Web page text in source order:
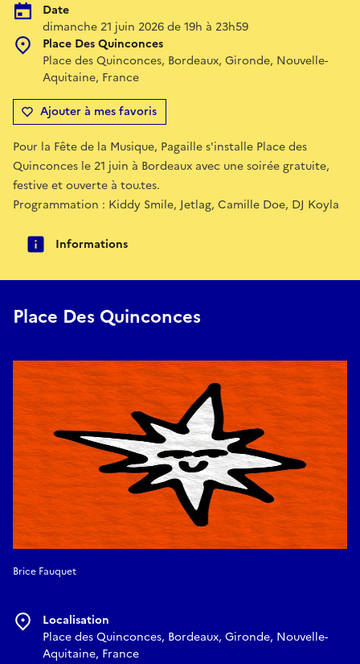
Date
dimanche 21 juin 2026 de 19h à 23h59
Place Des Quinconces
Place des Quinconces, Bordeaux, Gironde, Nouvelle-
Aquitaine, France
Ajouter à mes favoris
Pour la Fête de la Musique, Pagaille s'installe Place des
Quinconces le 21 juin à Bordeaux avec une soirée gratuite,
festive et ouverte à tou.tes.
Programmation : Kiddy Smile, Jetlag, Camille Doe, DJ Koyla
Informations
Place Des Quinconces
Brice Fauquet
Localisation
Place des Quinconces, Bordeaux, Gironde, Nouvelle-
Aquitaine, France